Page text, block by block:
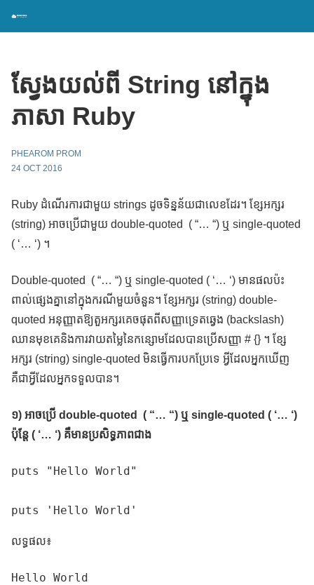
ស្វែងយល់ពី String នៅក្នុង
ភាសា Ruby
PHEAROM PROM
24 OCT 2016
Ruby ដំណើរការជាមួយ strings ដូចទិន្នន័យជាលេខដែរ។ ខ្សែអក្សរ
(string) អាចប្រើជាមួយ double-quoted ( “… “) ឬ single-quoted
( ‘… ‘) ។
Double-quoted ( “… “) ឬ single-quoted ( ‘… ‘) មានផលប៉ះ
ពាល់ផ្សេងគ្នានៅក្នុងករណីមួយចំនួន។ ខ្សែអក្សរ (string) double-
quoted អនុញ្ញាតឱ្យតួអក្សរគេចផុតពីសញ្ញាទ្រេតឆ្វេង (backslash)
ឈានមុខគេនិងការវាយតម្លៃនៃកន្សោមដែលបានប្រើសញ្ញា # {} ។ ខ្សែ
អក្សរ (string) single-quoted មិនធ្វើការបកប្រែទេ អ្វីដែលអ្នកឃើញ
គឺជាអ្វីដែលអ្នកទទួលបាន។
១) អាចប្រើ double-quoted ( “… “) ឬ single-quoted ( ‘… ‘)
ប៉ុន្តែ ( ‘… ‘) គឺមានប្រសិទ្ធភាពជាង
puts "Hello World"
puts 'Hello World'
លទ្ធផល៖
Hello World